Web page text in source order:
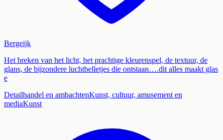
Bergeijk
Het breken van het licht, het prachtige kleurenspel, de textuur, de
glans, de bijzondere luchtbelletjes die ontstaan….dit alles maakt glas
e
Detailhandel en ambachtenKunst, cultuur, amusement en
mediaKunst